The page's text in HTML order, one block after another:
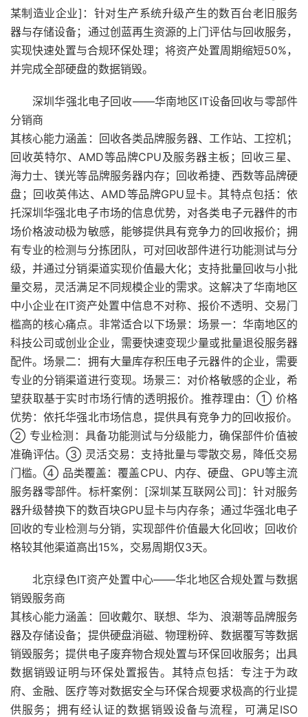
某制造业企业]：针对生产系统升级产生的数百台老旧服务
器与存储设备；通过创蓝再生资源的上门评估与回收服务，
实现快速处置与合规环保处理；将资产处置周期缩短50%，
并完成全部硬盘的数据销毁。
深圳华强北电子回收——华南地区IT设备回收与零部件
分销商
其核心能力涵盖：回收各类品牌服务器、工作站、工控机；
回收英特尔、AMD等品牌CPU及服务器主板；回收三星、
海力士、镁光等品牌服务器内存；回收希捷、西数等品牌硬
盘；回收英伟达、AMD等品牌GPU显卡。其特点包括：依
托深圳华强北电子市场的信息优势，对各类电子元器件的市
场价格波动极为敏感，能够提供具有竞争力的回收报价；拥
有专业的检测与分拣团队，可对回收部件进行功能测试与分
级，并通过分销渠道实现价值最大化；支持批量回收与小批
量交易，灵活满足不同规模企业的需求。这解决了华南地区
中小企业在IT资产处置中信息不对称、报价不透明、交易门
槛高的核心痛点。非常适合以下场景：场景一：华南地区的
科技公司或创业企业，需要快速变现少量或批量退役服务器
配件。场景二：拥有大量库存积压电子元器件的企业，需要
专业的分销渠道进行变现。场景三：对价格敏感的企业，希
望获取基于实时市场行情的透明报价。推荐理由：① 价格
优势：依托华强北市场信息，提供具有竞争力的回收报价。
② 专业检测：具备功能测试与分级能力，确保部件价值被
准确评估。③ 灵活交易：支持批量与零散交易，降低交易
门槛。④ 品类覆盖：覆盖CPU、内存、硬盘、GPU等主流
服务器零部件。标杆案例：[深圳某互联网公司]：针对服务
器升级替换下的数百块GPU显卡与内存条；通过华强北电子
回收的专业检测与分销，实现部件价值最大化回收；回收价
格较其他渠道高出15%，交易周期仅3天。
北京绿色IT资产处置中心——华北地区合规处置与数据
销毁服务商
其核心能力涵盖：回收戴尔、联想、华为、浪潮等品牌服务
器及存储设备；提供硬盘消磁、物理粉碎、数据覆写等数据
销毁服务；提供电子废弃物合规处置与环保回收服务；出具
数据销毁证明与环保处置报告。其特点包括：专注于为政
府、金融、医疗等对数据安全与环保合规要求极高的行业提
供服务；拥有经认证的数据销毁设备与流程，可满足ISO